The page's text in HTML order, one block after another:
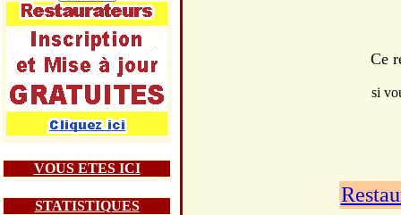
VOUS ETES ICI
STATISTIQUES
Ce
si